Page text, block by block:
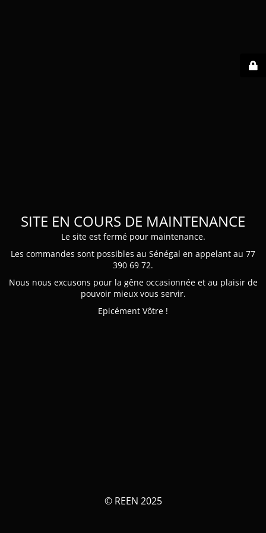
SITE EN COURS DE MAINTENANCE
Le site est fermé pour maintenance.
Les commandes sont possibles au Sénégal en appelant au 77
390 69 72.
Nous nous excusons pour la gêne occasionnée et au plaisir de
pouvoir mieux vous servir.
Epicément Vôtre !
© REEN 2025